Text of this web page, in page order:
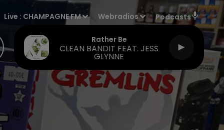
Live : CHAMPAGNE FM Webradios Podcasts
Rather Be
CLEAN BANDIT FEAT. JESS
GLYNNE